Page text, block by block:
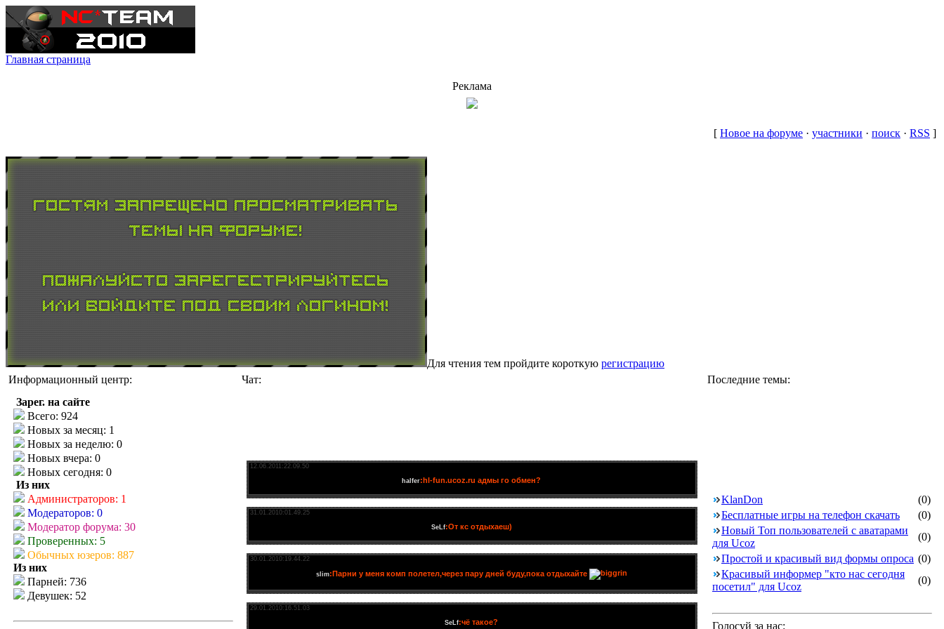
Главная страница
Реклама
[ Новое на форуме · участники · поиск · RSS ]
Для чтения тем пройдите короткую регистрацию
Информационный центр:
Чат:
Последние темы:
Зарег. на сайте
Всего: 924
Новых за месяц: 1
Новых за неделю: 0
Новых вчера: 0
Новых сегодня: 0
Из них
Администраторов: 1
Модераторов: 0
Модератор форума: 30
Проверенных: 5
Обычных юзеров: 887
Из них
Парней: 736
Девушек: 52
KlanDon
(0)
Бесплатные игры на телефон скачать
(0)
Новый Топ пользователей с аватарами
для Ucoz
(0)
Простой и красивый вид формы опроса (0)
Красивый информер "кто нас сегодня
посетил" для Ucoz
(0)
Голосуй за нас: